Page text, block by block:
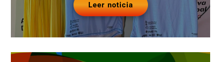
Leer noticia